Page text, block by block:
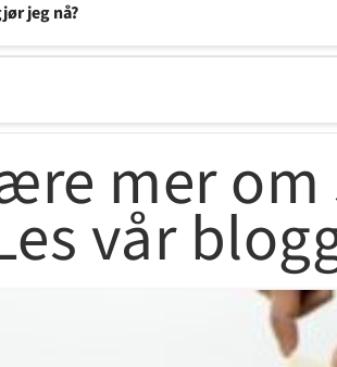
jeg nå?
mer
vår